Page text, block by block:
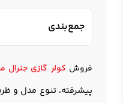
جمع‌بندی
فروش کولر گازی
پیشرفته، تنوع مدل و